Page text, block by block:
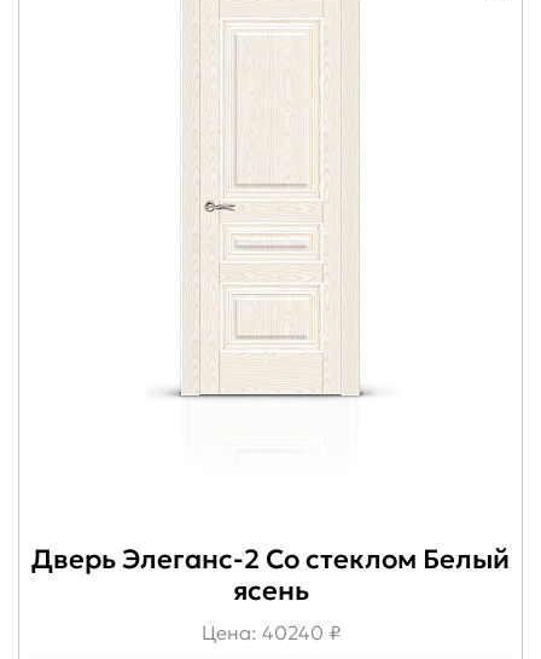
Дверь Элеганс-2 Со стеклом Белый
ясень
Цена: 40240 ₽